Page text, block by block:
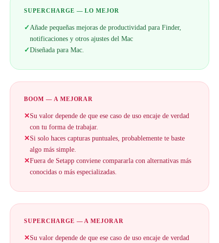
SUPERCHARGE — LO MEJOR
✓Añade pequeñas mejoras de productividad para Finder,
notificaciones y otros ajustes del Mac
✓Diseñada para Mac.
BOOM — A MEJORAR
✕Su valor depende de que ese caso de uso encaje de verdad
con tu forma de trabajar.
✕Si solo haces capturas puntuales, probablemente te baste
algo más simple.
✕Fuera de Setapp conviene compararla con alternativas más
conocidas o más especializadas.
SUPERCHARGE — A MEJORAR
✕Su valor depende de que ese caso de uso encaje de verdad